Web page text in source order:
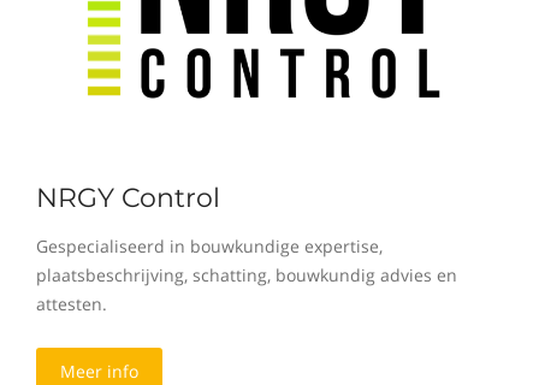
NRGY Control
Gespecialiseerd in bouwkundige expertise,
plaatsbeschrijving, schatting, bouwkundig advies en
attesten.
Meer info